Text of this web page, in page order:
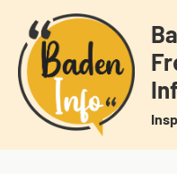
Inhalt
springen